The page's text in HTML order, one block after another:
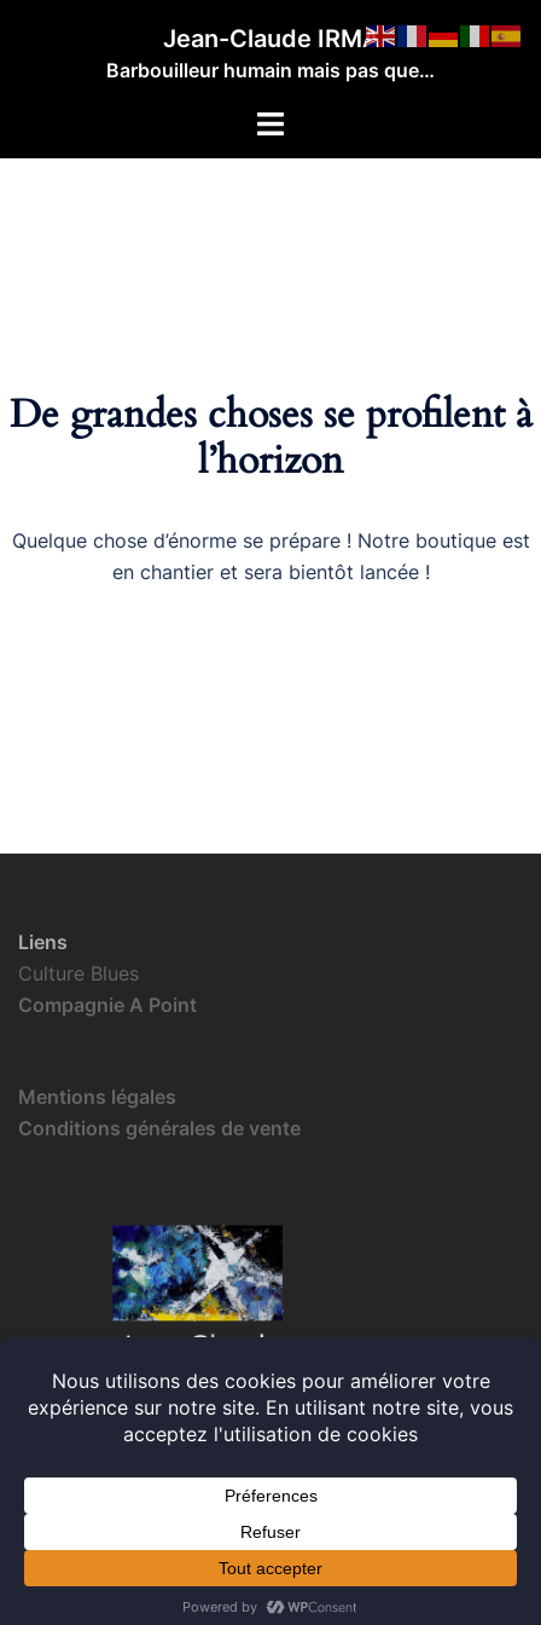
Jean-Claude IRMA
Barbouilleur humain mais pas que…
Ouvrir/fermer
De grandes choses se profilent à
l’horizon
Quelque chose d’énorme se prépare ! Notre boutique est
en chantier et sera bientôt lancée !
Liens
Culture Blues
Compagnie A Point
Mentions légales
Conditions générales de vente
© 2026 Jean-Claude IRMA. Fièrement propulsé par
Sydney